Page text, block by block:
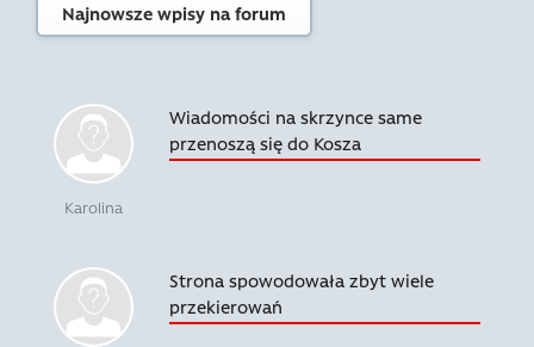
Najnowsze wpisy na forum
Karolina
Wiadomości na skrzynce same
przenoszą się do Kosza
Strona spowodowała zbyt wiele
przekierowań